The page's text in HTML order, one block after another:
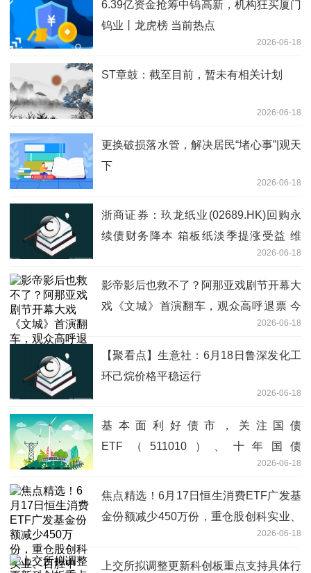
6.39亿资金抢筹中钨高新，机构狂买厦门
钨业丨龙虎榜 当前热点
2026-06-18
ST章鼓：截至目前，暂未有相关计划
2026-06-18
更换破损落水管，解决居民“堵心事”|观天
下
2026-06-18
浙商证券：玖龙纸业(02689.HK)回购永
续债财务降本 箱板纸淡季提涨受益 维
2026-06-18
影帝影后也救不了？阿那亚戏剧节开幕大
戏《文城》首演翻车，观众高呼退票 今
2026-06-18
【聚看点】生意社：6月18日鲁深发化工
环己烷价格平稳运行
2026-06-18
基本面利好债市，关注国债
ETF（511010）、十年国债
2026-06-18
焦点精选！6月17日恒生消费ETF广发基
金份额减少450万份，重仓股创科实业、
2026-06-18
上交所拟调整更新科创板重点支持具体行